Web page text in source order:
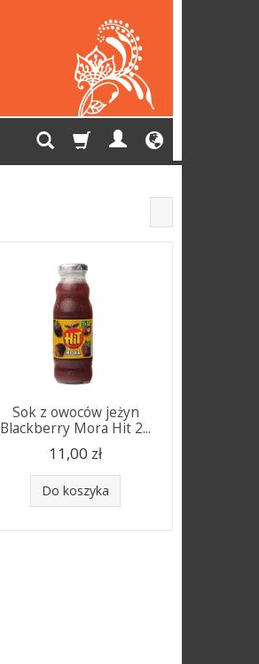
Sok z owoców jeżyn
Blackberry Mora Hit 2...
11,00 zł
Do koszyka